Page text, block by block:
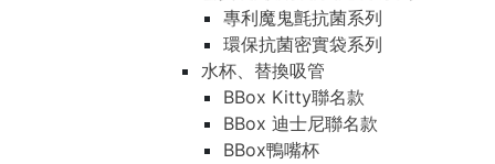
專利魔鬼氈抗菌系列
環保抗菌密實袋系列
水杯、替換吸管
BBox Kitty聯名款
BBox 迪士尼聯名款
BBox鴨嘴杯